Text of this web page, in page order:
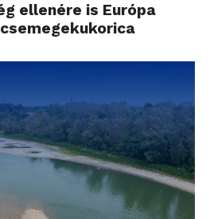
ellenére is Európa